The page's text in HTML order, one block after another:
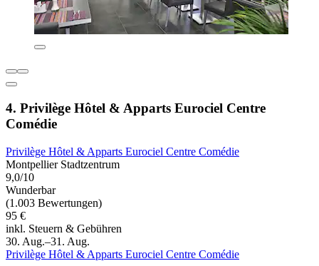
4. Privilège Hôtel & Apparts Eurociel Centre
Comédie
Privilège Hôtel & Apparts Eurociel Centre Comédie
Montpellier Stadtzentrum
9,0/10
Wunderbar
(1.003 Bewertungen)
95 €
inkl. Steuern & Gebühren
30. Aug.–31. Aug.
Privilège Hôtel & Apparts Eurociel Centre Comédie